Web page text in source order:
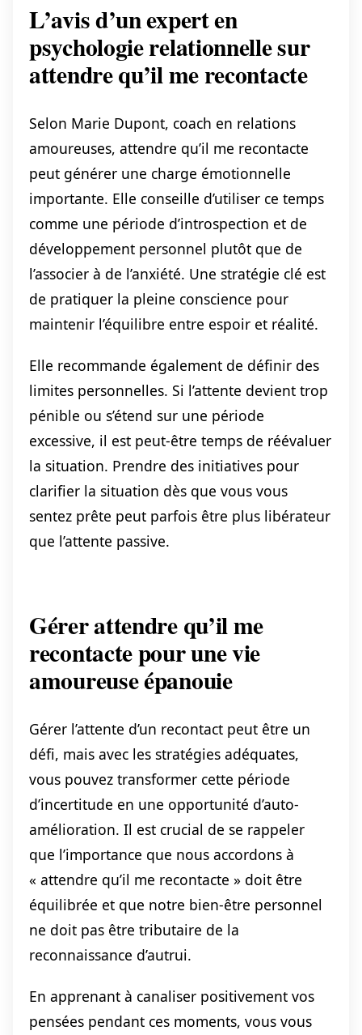
L’avis d’un expert en
psychologie relationnelle sur
attendre qu’il me recontacte
Selon Marie Dupont, coach en relations
amoureuses, attendre qu’il me recontacte
peut générer une charge émotionnelle
importante. Elle conseille d’utiliser ce temps
comme une période d’introspection et de
développement personnel plutôt que de
l’associer à de l’anxiété. Une stratégie clé est
de pratiquer la pleine conscience pour
maintenir l’équilibre entre espoir et réalité.
Elle recommande également de définir des
limites personnelles. Si l’attente devient trop
pénible ou s’étend sur une période
excessive, il est peut-être temps de réévaluer
la situation. Prendre des initiatives pour
clarifier la situation dès que vous vous
sentez prête peut parfois être plus libérateur
que l’attente passive.
Gérer attendre qu’il me
recontacte pour une vie
amoureuse épanouie
Gérer l’attente d’un recontact peut être un
défi, mais avec les stratégies adéquates,
vous pouvez transformer cette période
d’incertitude en une opportunité d’auto-
amélioration. Il est crucial de se rappeler
que l’importance que nous accordons à
« attendre qu’il me recontacte » doit être
équilibrée et que notre bien-être personnel
ne doit pas être tributaire de la
reconnaissance d’autrui.
En apprenant à canaliser positivement vos
pensées pendant ces moments, vous vous